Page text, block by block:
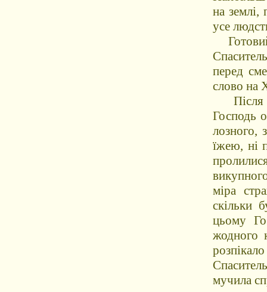
на землі,
усе
перед
слово на
Після
Господь
лозного,
їжею, ні
міра
скільки
цьому
жодного
мучила